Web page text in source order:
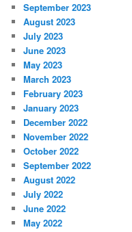
September 2023
August 2023
July 2023
June 2023
May 2023
March 2023
February 2023
January 2023
December 2022
November 2022
October 2022
September 2022
August 2022
July 2022
June 2022
May 2022